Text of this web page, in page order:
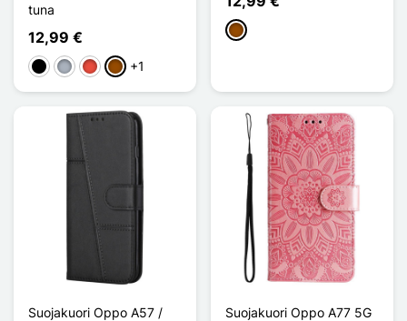
tuna
12,99 €
MustaHarmaaPunainen
Ruskea
+1
Ruskea
Suojakuori Oppo A57 /
Suojakuori Oppo A77 5G